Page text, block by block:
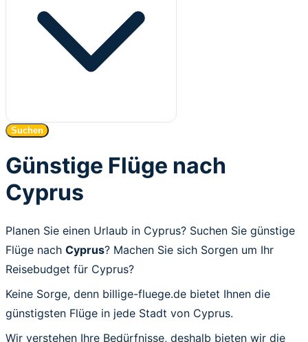
Suchen
Günstige Flüge nach
Cyprus
Planen Sie einen Urlaub in Cyprus? Suchen Sie günstige
Flüge nach Cyprus? Machen Sie sich Sorgen um Ihr
Reisebudget für Cyprus?
Keine Sorge, denn billige-fluege.de bietet Ihnen die
günstigsten Flüge in jede Stadt von Cyprus.
Wir verstehen Ihre Bedürfnisse, deshalb bieten wir die